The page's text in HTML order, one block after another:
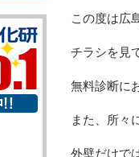
この度は広
チラシを見
無料診断に
また、所々
外壁だけで